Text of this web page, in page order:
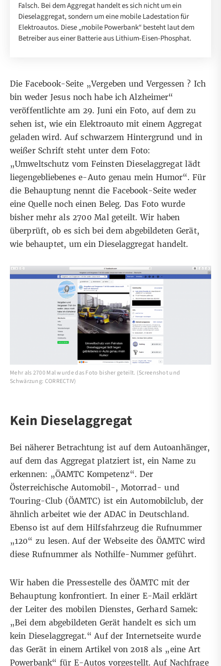
Falsch. Bei dem Aggregat handelt es sich nicht um ein
Dieselaggregat, sondern um eine mobile Ladestation für
Elektroautos. Diese „mobile Powerbank“ besteht laut dem
Betreiber aus einer Batterie aus Lithium-Eisen-Phosphat.
Die Facebook-Seite „Vergeben und Vergessen ? Ich
bin weder Jesus noch habe ich Alzheimer“
veröffentlichte am 29. Juni ein Foto, auf dem zu
sehen ist, wie ein Elektroauto mit einem Aggregat
geladen wird. Auf schwarzem Hintergrund und in
weißer Schrift steht unter dem Foto:
„Umweltschutz vom Feinsten Dieselaggregat lädt
liegengebliebenes e-Auto genau mein Humor“. Für
die Behauptung nennt die Facebook-Seite weder
eine Quelle noch einen Beleg. Das Foto wurde
bisher mehr als 2700 Mal geteilt. Wir haben
überprüft, ob es sich bei dem abgebildeten Gerät,
wie behauptet, um ein Dieselaggregat handelt.
Mehr als 2700 Mal wurde das Foto bisher geteilt. (Screenshot und
Schwärzung: CORRECTIV)
Kein Dieselaggregat
Bei näherer Betrachtung ist auf dem Autoanhänger,
auf dem das Aggregat platziert ist, ein Name zu
erkennen: „ÖAMTC Kompetenz“. Der
Österreichische Automobil-, Motorrad- und
Touring-Club (ÖAMTC) ist ein Automobilclub, der
ähnlich arbeitet wie der ADAC in Deutschland.
Ebenso ist auf dem Hilfsfahrzeug die Rufnummer
„120“ zu lesen. Auf der Webseite des ÖAMTC wird
diese Rufnummer als Nothilfe-Nummer geführt.
Wir haben die Pressestelle des ÖAMTC mit der
Behauptung konfrontiert. In einer E-Mail erklärt
der Leiter des mobilen Dienstes, Gerhard Samek:
„Bei dem abgebildeten Gerät handelt es sich um
kein Dieselaggregat.“ Auf der Internetseite wurde
das Gerät in einem Artikel von 2018 als „eine Art
Powerbank“ für E-Autos vorgestellt. Auf Nachfrage